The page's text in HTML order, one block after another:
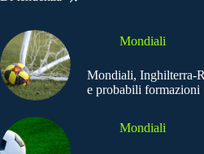
Mondiali
Mondiali, Inghilterra-
e probabili formazioni
Mondiali